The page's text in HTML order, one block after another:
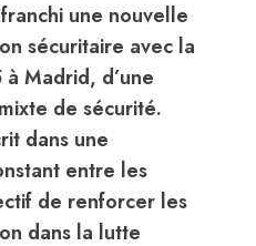
une nouvelle
sécuritaire avec la
Madrid, d’une
de sécurité.
dans une
entre les
de renforcer les
dans la lutte